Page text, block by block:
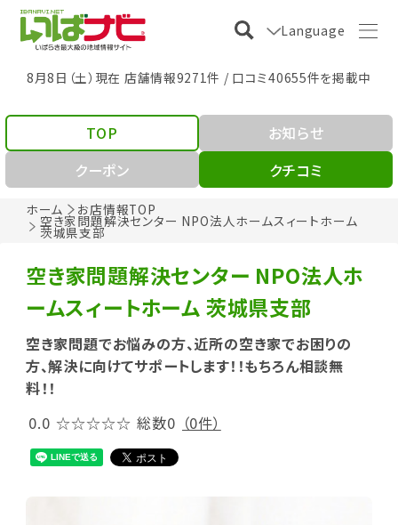
Language
8月8日（土）現在 店舗情報9271件 / 口コミ40655件を掲載中
ホーム お店情報TOP
空き家問題解決センター NPO法人ホームスィートホーム
茨城県支部
TOP
お知らせ
クーポン
クチコミ
空き家問題解決センター NPO法人ホ
ームスィートホーム 茨城県支部
空き家問題でお悩みの方、近所の空き家でお困りの
方、解決に向けてサポートします！！もちろん相談無
料！！
0.0 ☆☆☆☆☆ 総数0 （0件）